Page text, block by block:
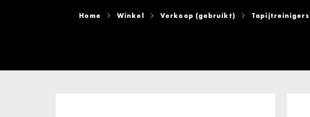
Home Winkel Verkoop (gebruikt) Tapijtreinigers